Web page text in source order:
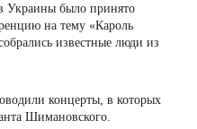
Украины было принято
на тему «Кароль
известные люди из
концерты, в которых
Шимановского.